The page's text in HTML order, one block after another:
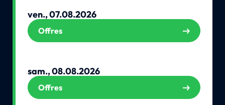
ven., 07.08.2026
Offres
sam., 08.08.2026
Offres